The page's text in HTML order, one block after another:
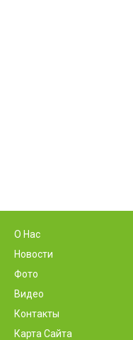
О Нас
Новости
Фото
Видео
Контакты
Карта Сайта